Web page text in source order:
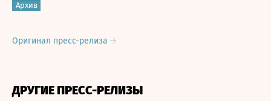
Архив
Оригинал пресс-релиза
ДРУГИЕ ПРЕСС-РЕЛИЗЫ